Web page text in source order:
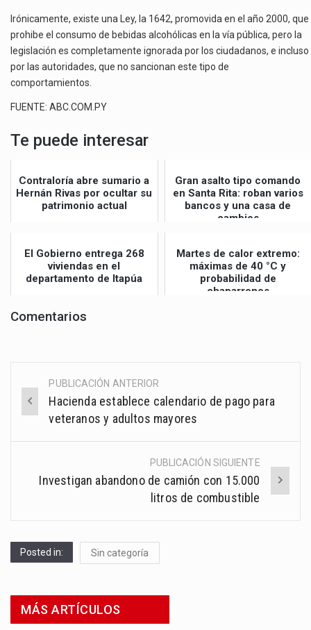
Irónicamente, existe una Ley, la 1642, promovida en el año 2000, que
prohibe el consumo de bebidas alcohólicas en la vía pública, pero la
legislación es completamente ignorada por los ciudadanos, e incluso
por las autoridades, que no sancionan este tipo de
comportamientos.
FUENTE: ABC.COM.PY
Te puede interesar
Contraloría abre sumario a
Hernán Rivas por ocultar su
patrimonio actual
Gran asalto tipo comando
en Santa Rita: roban varios
bancos y una casa de
cambios
El Gobierno entrega 268
viviendas en el
departamento de Itapúa
Martes de calor extremo:
máximas de 40 °C y
probabilidad de
chaparrones
Comentarios
Post
navigation
PUBLICACIÓN ANTERIOR
Hacienda establece calendario de pago para
veteranos y adultos mayores
PUBLICACIÓN SIGUIENTE
Investigan abandono de camión con 15.000
litros de combustible
Posted in: Sin categoría
MÁS ARTÍCULOS